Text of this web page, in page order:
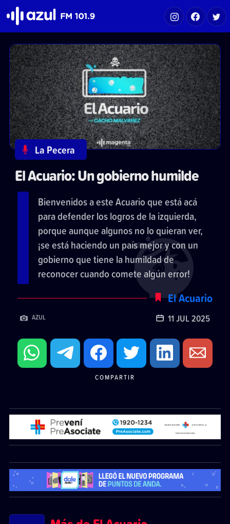
La Pecera
El Acuario: Un gobierno humilde
Bienvenidos a este Acuario que está acá
para defender los logros de la izquierda,
porque aunque algunos no lo quieran ver,
¡se está haciendo un país mejor y con un
gobierno que tiene la humildad de
reconocer cuando comete algún error!
El Acuario
AZUL 11 JUL 2025
COMPARTIR